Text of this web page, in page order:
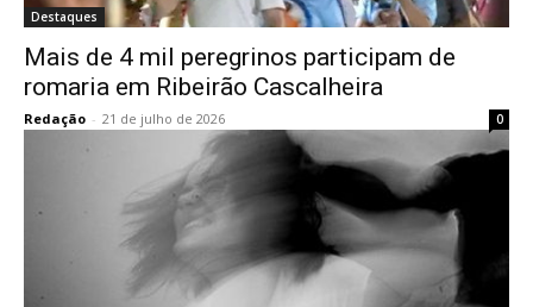
Destaques
Mais de 4 mil peregrinos participam de
romaria em Ribeirão Cascalheira
Redação - 21 de julho de 2026 0